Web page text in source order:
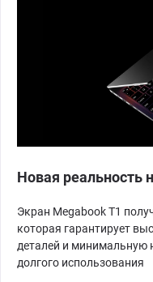
Новая реальность
Экран Megabook T1
которая гарантирует
деталей и минимальную
долгого использования